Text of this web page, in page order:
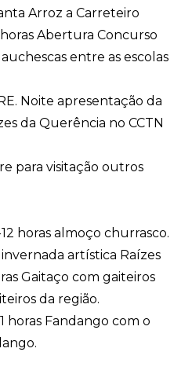
Arroz a Carreteiro
horas Abertura Concurso
entre as escolas
Noite apresentação da
da Querência no CCTN
para visitação outros
horas almoço churrasco.
artística Raízes
Gaitaço com gaiteiros
da região.
horas Fandango com o